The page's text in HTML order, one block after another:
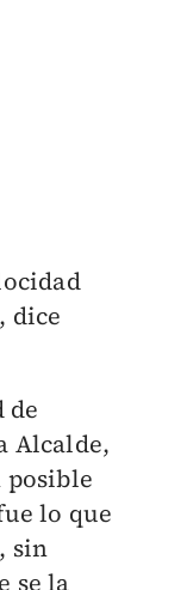
dice
de
Alcalde,
posible
lo que
sin
se la